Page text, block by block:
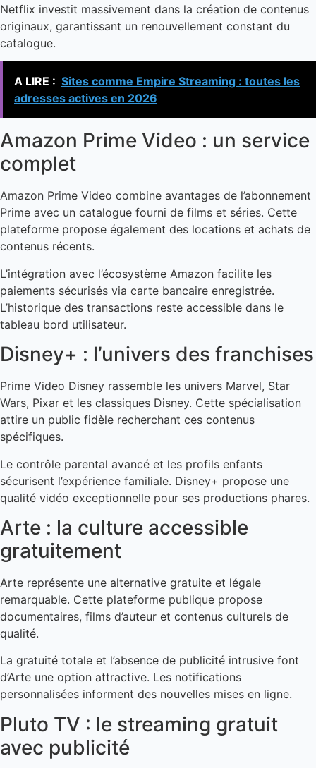
Netflix investit massivement dans la création de contenus
originaux, garantissant un renouvellement constant du
catalogue.
A LIRE : Sites comme Empire Streaming : toutes les
adresses actives en 2026
Amazon Prime Video : un service
complet
Amazon Prime Video combine avantages de l’abonnement
Prime avec un catalogue fourni de films et séries. Cette
plateforme propose également des locations et achats de
contenus récents.
L’intégration avec l’écosystème Amazon facilite les
paiements sécurisés via carte bancaire enregistrée.
L’historique des transactions reste accessible dans le
tableau bord utilisateur.
Disney+ : l’univers des franchises
Prime Video Disney rassemble les univers Marvel, Star
Wars, Pixar et les classiques Disney. Cette spécialisation
attire un public fidèle recherchant ces contenus
spécifiques.
Le contrôle parental avancé et les profils enfants
sécurisent l’expérience familiale. Disney+ propose une
qualité vidéo exceptionnelle pour ses productions phares.
Arte : la culture accessible
gratuitement
Arte représente une alternative gratuite et légale
remarquable. Cette plateforme publique propose
documentaires, films d’auteur et contenus culturels de
qualité.
La gratuité totale et l’absence de publicité intrusive font
d’Arte une option attractive. Les notifications
personnalisées informent des nouvelles mises en ligne.
Pluto TV : le streaming gratuit
avec publicité